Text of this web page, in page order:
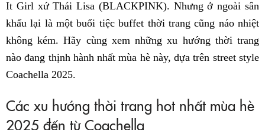
It Girl xứ Thái Lisa (BLACKPINK). Nhưng ở ngoài sân
khấu lại là một buổi tiệc buffet thời trang cũng náo nhiệt
không kém. Hãy cùng xem những xu hướng thời trang
nào đang thịnh hành nhất mùa hè này, dựa trên street style
Coachella 2025.
Các xu hướng thời trang hot nhất mùa hè
2025 đến từ Coachella